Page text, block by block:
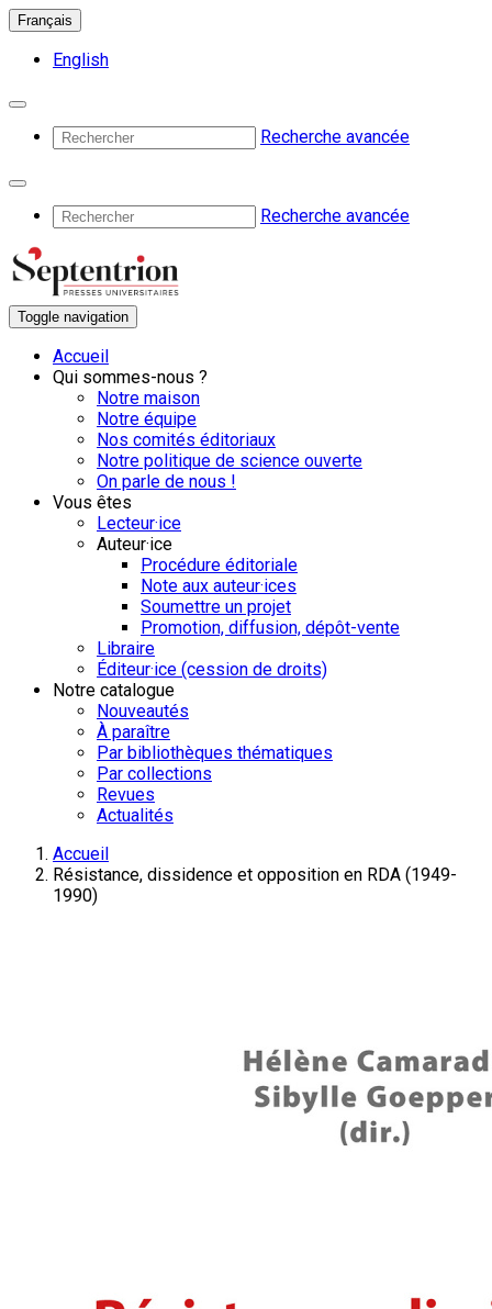
Français
English
Recherche avancée
Recherche avancée
Toggle navigation
Accueil
Qui sommes-nous ?
Notre maison
Notre équipe
Nos comités éditoriaux
Notre politique de science ouverte
On parle de nous !
Vous êtes
Lecteur·ice
Auteur·ice
Procédure éditoriale
Note aux auteur·ices
Soumettre un projet
Promotion, diffusion, dépôt-vente
Libraire
Éditeur·ice (cession de droits)
Notre catalogue
Nouveautés
À paraître
Par bibliothèques thématiques
Par collections
Revues
Actualités
Accueil
Résistance, dissidence et opposition en RDA (1949-
1990)